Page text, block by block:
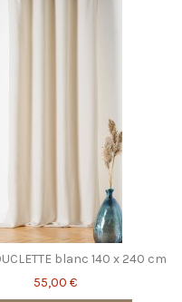
blanc 140 x 240 cm
55,00 €